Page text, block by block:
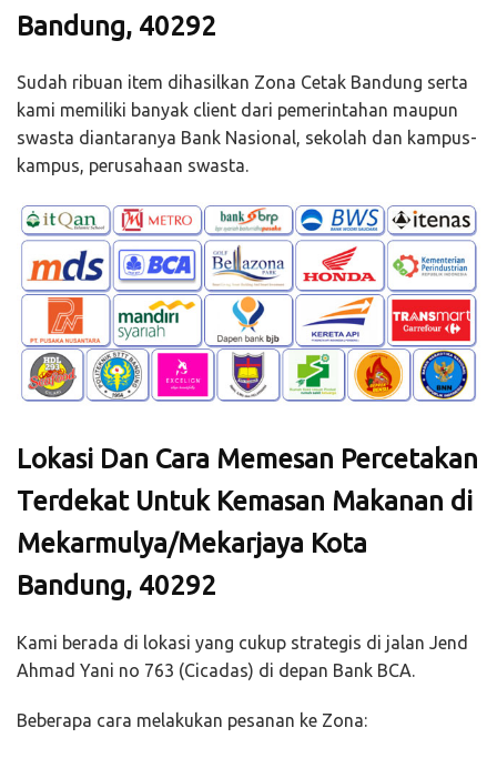
Bandung, 40292
Sudah ribuan item dihasilkan Zona Cetak Bandung serta
kami memiliki banyak client dari pemerintahan maupun
swasta diantaranya Bank Nasional, sekolah dan kampus-
kampus, perusahaan swasta.
Lokasi Dan Cara Memesan Percetakan
Terdekat Untuk Kemasan Makanan di
Mekarmulya/Mekarjaya Kota
Bandung, 40292
Kami berada di lokasi yang cukup strategis di jalan Jend
Ahmad Yani no 763 (Cicadas) di depan Bank BCA.
Beberapa cara melakukan pesanan ke Zona: